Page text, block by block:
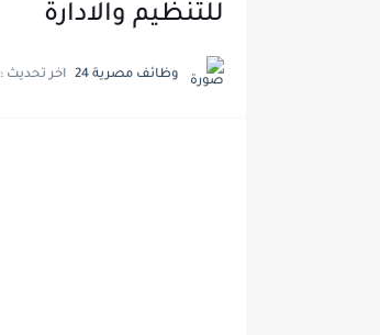
للتنظيم والادارة
وظائف مصرية 24 اخر تحديث :